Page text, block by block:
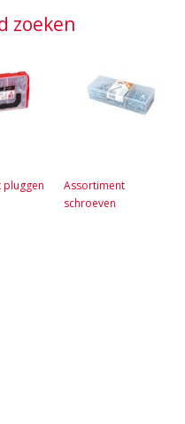
zoeken
Assortiment
schroeven